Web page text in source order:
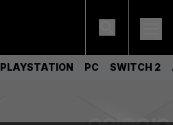
PLAYSTATION PC SWITCH 2